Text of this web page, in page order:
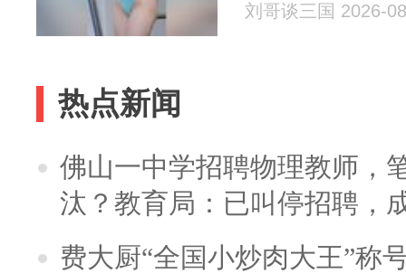
刘哥谈三国 2026-
热点新闻
佛山一中学招聘物理教师，
汰？教育局：已叫停招聘，
费大厨“全国小炒肉大王”称